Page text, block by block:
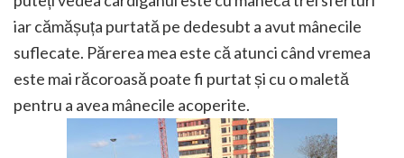
iar cămășuța purtată pe dedesubt a avut mânecile
suflecate. Părerea mea este că atunci când vremea
este mai răcoroasă poate fi purtat și cu o maletă
pentru a avea mânecile acoperite.